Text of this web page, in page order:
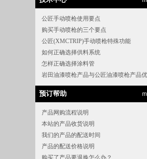
公匠手动喷枪使用要点
购买手动喷枪的三个要点
公匠(XMCTRIP)手动喷枪特殊功能
如何正确选择供料系统
怎样正确选择涂料管
岩田油漆喷枪产品与公匠油漆喷枪产品
预订帮助
产品网购流程说明
本站的产品收货说明
我们的产品的配送时间
产品的配送价格说明
购买了产品要退换怎么办？